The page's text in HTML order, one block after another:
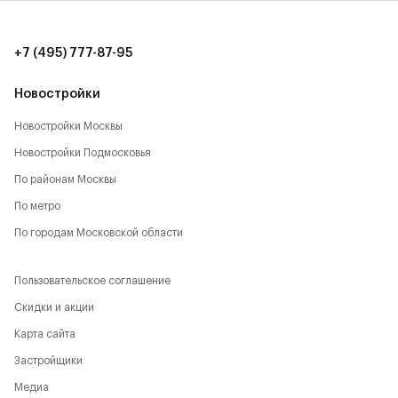
- Леоновская роща,
- Лосиный остров,
- Парк Сокольники,
- РАН,
- Парк Останкино,
Новостройки
Новостройки Москвы
Новостройки Подмосковья
По районам Москвы
По метро
По городам Московской области
+7 (495) 777-87-95
Пользовательское соглашение
Скидки и акции
Карта сайта
Застройщики
Медиа